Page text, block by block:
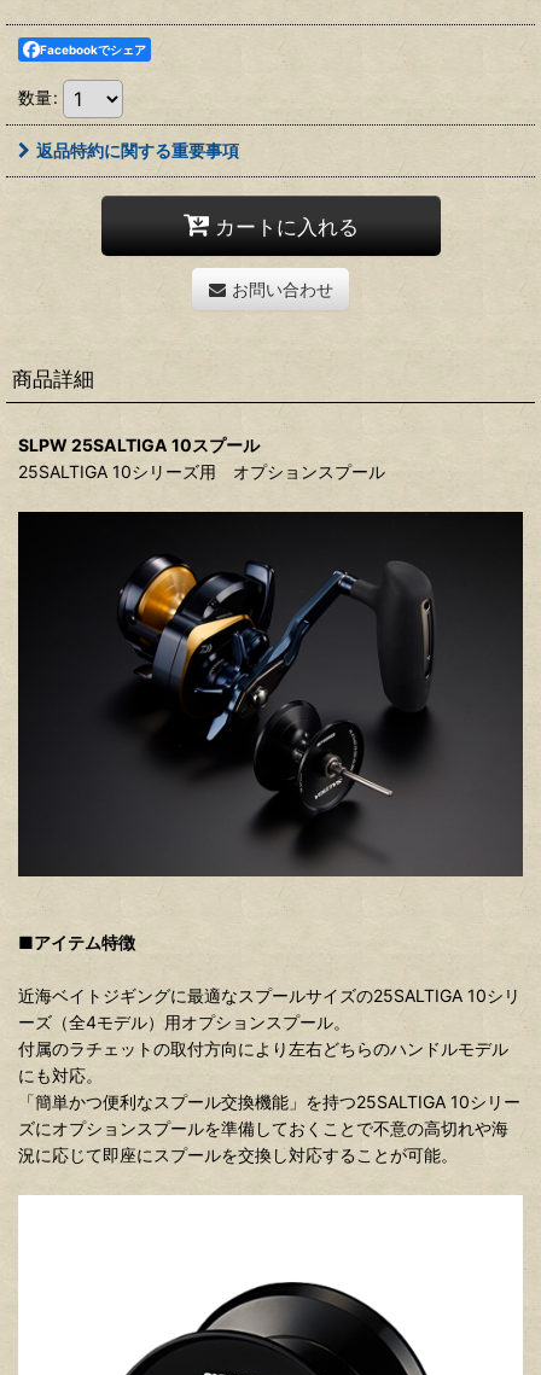
Facebookでシェア
数量:
返品特約に関する重要事項
カートに入れる
お問い合わせ
商品詳細
SLPW 25SALTIGA 10スプール
25SALTIGA 10シリーズ用 オプションスプール
■アイテム特徴
近海ベイトジギングに最適なスプールサイズの25SALTIGA 10シリ
ーズ（全4モデル）用オプションスプール。
付属のラチェットの取付方向により左右どちらのハンドルモデル
にも対応。
「簡単かつ便利なスプール交換機能」を持つ25SALTIGA 10シリー
ズにオプションスプールを準備しておくことで不意の高切れや海
況に応じて即座にスプールを交換し対応することが可能。